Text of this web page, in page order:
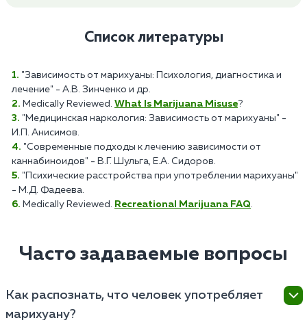
Список литературы
"Зависимость от марихуаны: Психология, диагностика и
лечение" - А.В. Зинченко и др.
Medically Reviewed. What Is Marijuana Misuse?
"Медицинская наркология: Зависимость от марихуаны" -
И.П. Анисимов.
"Современные подходы к лечению зависимости от
каннабиноидов" - В.Г. Шульга, Е.А. Сидоров.
"Психические расстройства при употреблении марихуаны"
- М.Д. Фадеева.
Medically Reviewed. Recreational Marijuana FAQ.
Часто задаваемые вопросы
Как распознать, что человек употребляет
марихуану?